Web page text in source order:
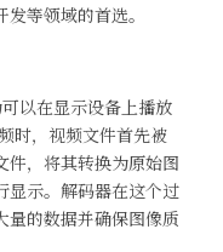
等领域的首选。
以在显示设备上播放
时，视频文件首先被
件，将其转换为原始图
显示。解码器在这个过
量的数据并确保图像质